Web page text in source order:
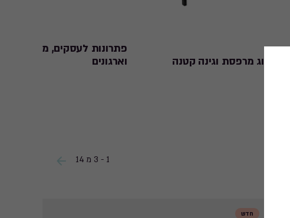
שדרוג מרפסת וגינה קטנה
פתרונות לעסקים, מוסדות
וארגונים
1 - 3 מ 14
חדש